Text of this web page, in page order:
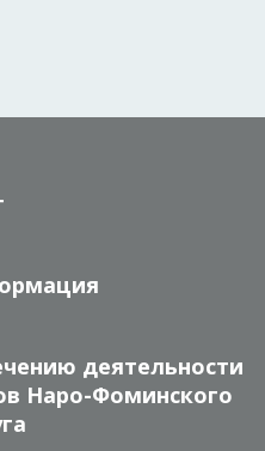
деятельности
Наро-Фоминского